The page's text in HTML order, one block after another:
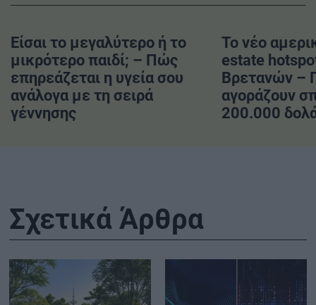
Είσαι το μεγαλύτερο ή το
μικρότερο παιδί; – Πώς
επηρεάζεται η υγεία σου
ανάλογα με τη σειρά
γέννησης
Το νέο
estate
Βρετανών –
αγοράζουν
200.000
Σχετικά Άρθρα